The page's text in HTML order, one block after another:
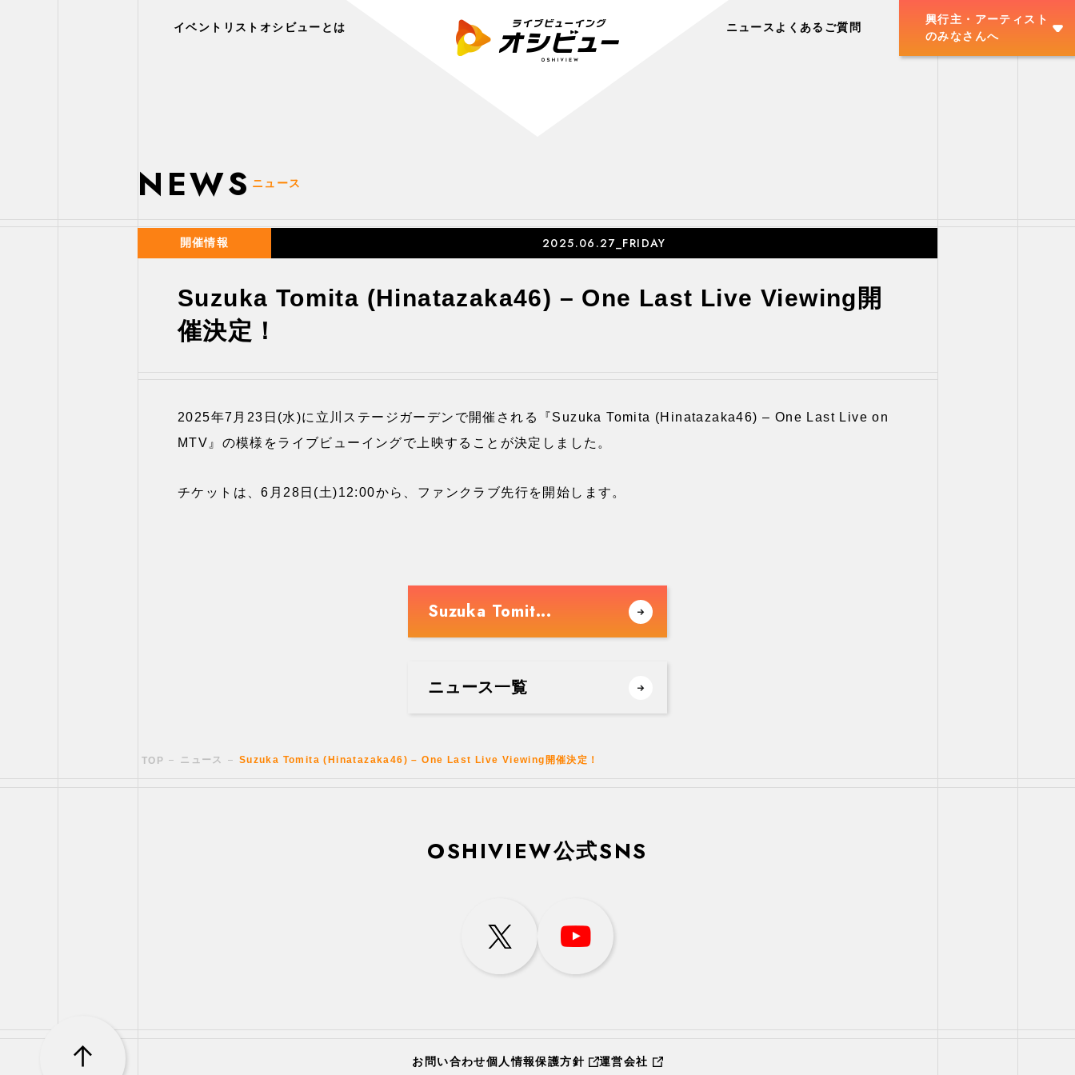
イベントリスト オシビューとは ニュース よくあるご質問
興行主・アーティスト
のみなさんへ
NEWS ニュース
開催情報 2025.06.27_FRIDAY
Suzuka Tomita (Hinatazaka46) – One Last Live Viewing開
催決定！
2025年7月23日(水)に立川ステージガーデンで開催される『Suzuka Tomita (Hinatazaka46) – One Last Live on
MTV』の模様をライブビューイングで上映することが決定しました。
チケットは、6月28日(土)12:00から、ファンクラブ先行を開始します。
Suzuka Tomit...
ニュース一覧
TOP ニュース Suzuka Tomita (Hinatazaka46) – One Last Live Viewing開催決定！
OSHIVIEW公式SNS
お問い合わせ個人情報保護方針 運営会社